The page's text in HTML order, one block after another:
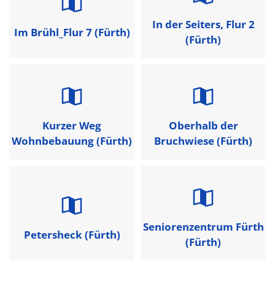
Im Brühl_Flur 7 (Fürth)
In der Seiters, Flur 2
(Fürth)
Kurzer Weg
Wohnbebauung (Fürth)
Oberhalb der
Bruchwiese (Fürth)
Petersheck (Fürth)
Seniorenzentrum Fürth
(Fürth)